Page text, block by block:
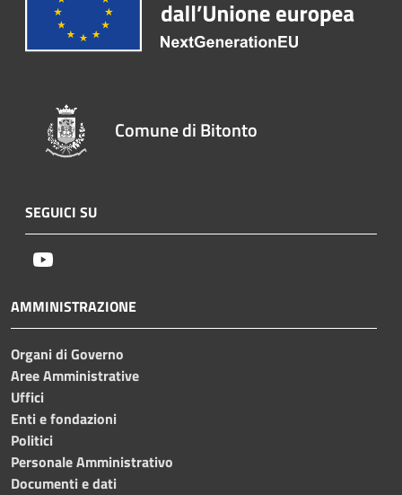
Comune di Bitonto
SEGUICI SU
AMMINISTRAZIONE
Organi di Governo
Aree Amministrative
Uffici
Enti e fondazioni
Politici
Personale Amministrativo
Documenti e dati